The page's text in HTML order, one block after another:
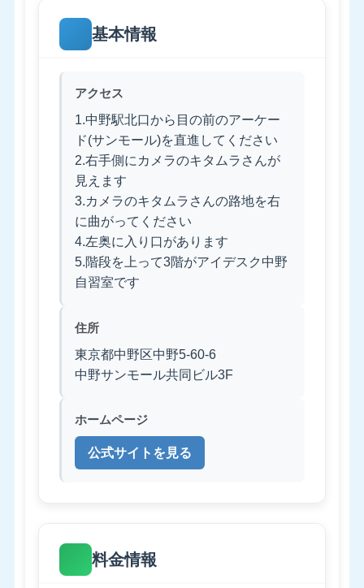
基本情報
アクセス
1.中野駅北口から目の前のアーケー
ド(サンモール)を直進してください
2.右手側にカメラのキタムラさんが
見えます
3.カメラのキタムラさんの路地を右
に曲がってください
4.左奥に入り口があります
5.階段を上って3階がアイデスク中野
自習室です
住所
東京都中野区中野5-60-6
中野サンモール共同ビル3F
ホームページ
公式サイトを見る
料金情報